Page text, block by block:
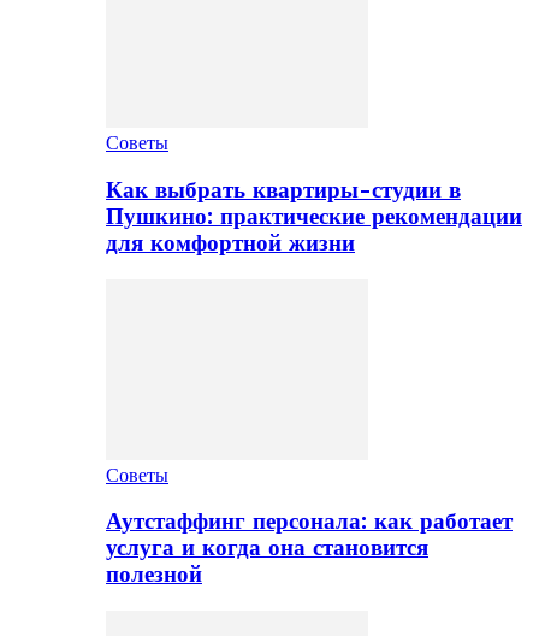
Советы
Как выбрать квартиры-студии в
Пушкино: практические рекомендации
для комфортной жизни
Советы
Аутстаффинг персонала: как работает
услуга и когда она становится
полезной